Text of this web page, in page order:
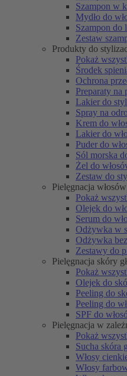
Szampon w
Mydło do
Szampon do
Zestaw
Produkty do
Pokaż
Środek
Ochrona
Preparaty na
Lakier do
Spray na
Krem do
Lakier do
Puder do
Sól morska
Żel do
Zestaw do
Pielęgnacja
Pokaż
Olejek do
Serum do
Odżywka w
Odżywka
Zestawy do
Pielęgnacja skóry
Pokaż
Olejek do
Peeling do
Peeling do
SPF do
Pielęgnacja w
Pokaż
Sucha skóra
Włosy
Włosy